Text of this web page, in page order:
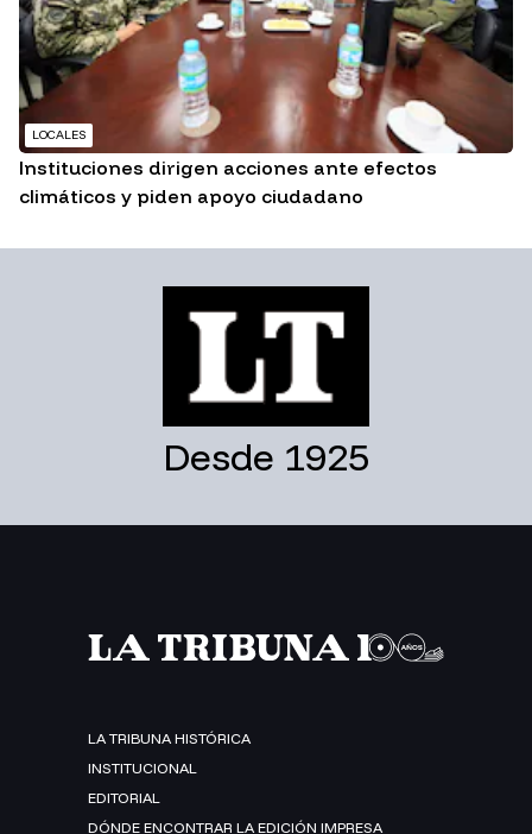
LOCALES
Instituciones dirigen acciones ante efectos
climáticos y piden apoyo ciudadano
Desde 1925
LA TRIBUNA HISTÓRICA
INSTITUCIONAL
EDITORIAL
DÓNDE ENCONTRAR LA EDICIÓN IMPRESA